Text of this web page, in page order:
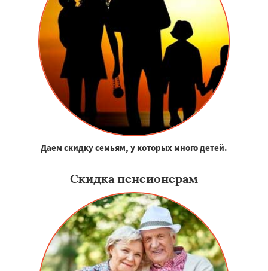
Даем скидку семьям, у которых много детей.
Скидка пенсионерам